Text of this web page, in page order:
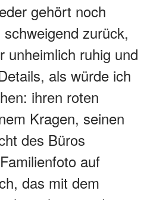
gehört noch
zurück,
unheimlich ruhig und
als würde ich
ihren roten
Kragen, seinen
des Büros
auf
das mit dem